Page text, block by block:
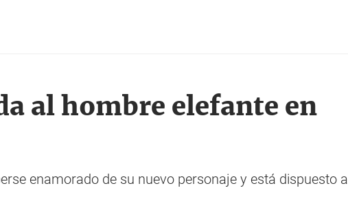
al hombre elefante en
enamorado de su nuevo personaje y está dispuesto a